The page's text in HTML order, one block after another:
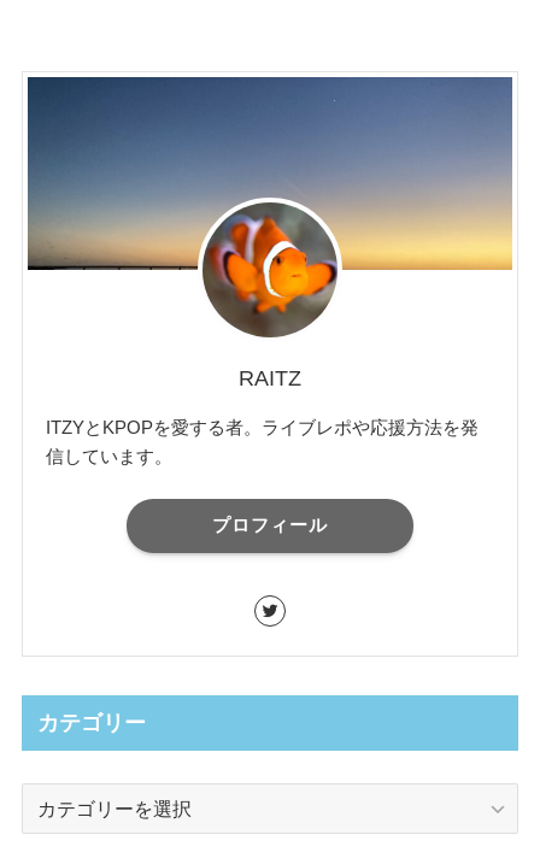
RAITZ
ITZYとKPOPを愛する者。ライブレポや応援方法を発
信しています。
プロフィール
カテゴリー